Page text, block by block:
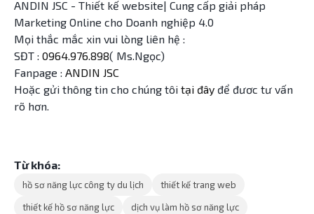
ANDIN JSC - Thiết kế website| Cung cấp giải pháp
Marketing Online cho Doanh nghiệp 4.0
Mọi thắc mắc xin vui lòng liên hệ :
SĐT : 0964.976.898( Ms.Ngọc)
Fanpage : ANDIN JSC
Hoặc gửi thông tin cho chúng tôi tại đây để đươc tư vấn
rõ hơn.
Từ khóa:
hồ sơ năng lực công ty du lịch
thiết kế trang web
thiết kế hồ sơ năng lực
dịch vụ làm hồ sơ năng lực